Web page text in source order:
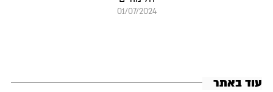
01/07/2024
עוד באתר